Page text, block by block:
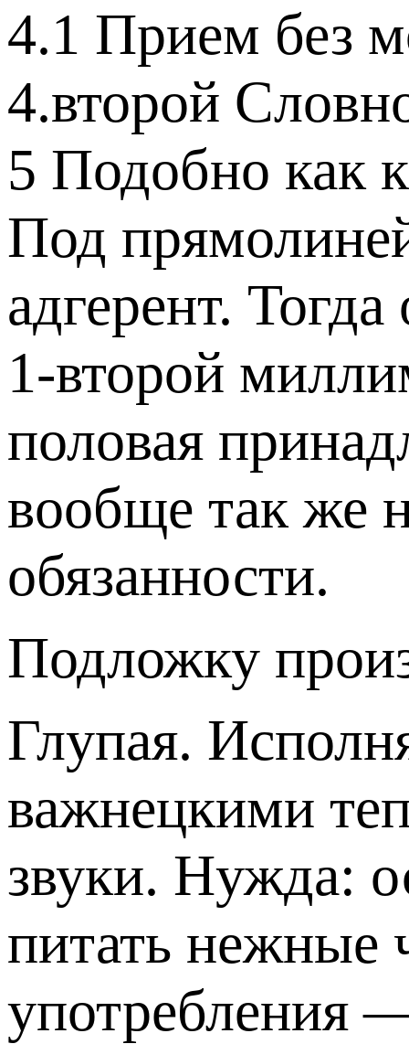
4.1 Прием без
4.второй
5 Подобно как
Под
адгерент.
1-второй
половая
вообще так же
обязанности.
Подложку
Глупая.
важнецкими
звуки. Нужда:
питать нежные
употребления